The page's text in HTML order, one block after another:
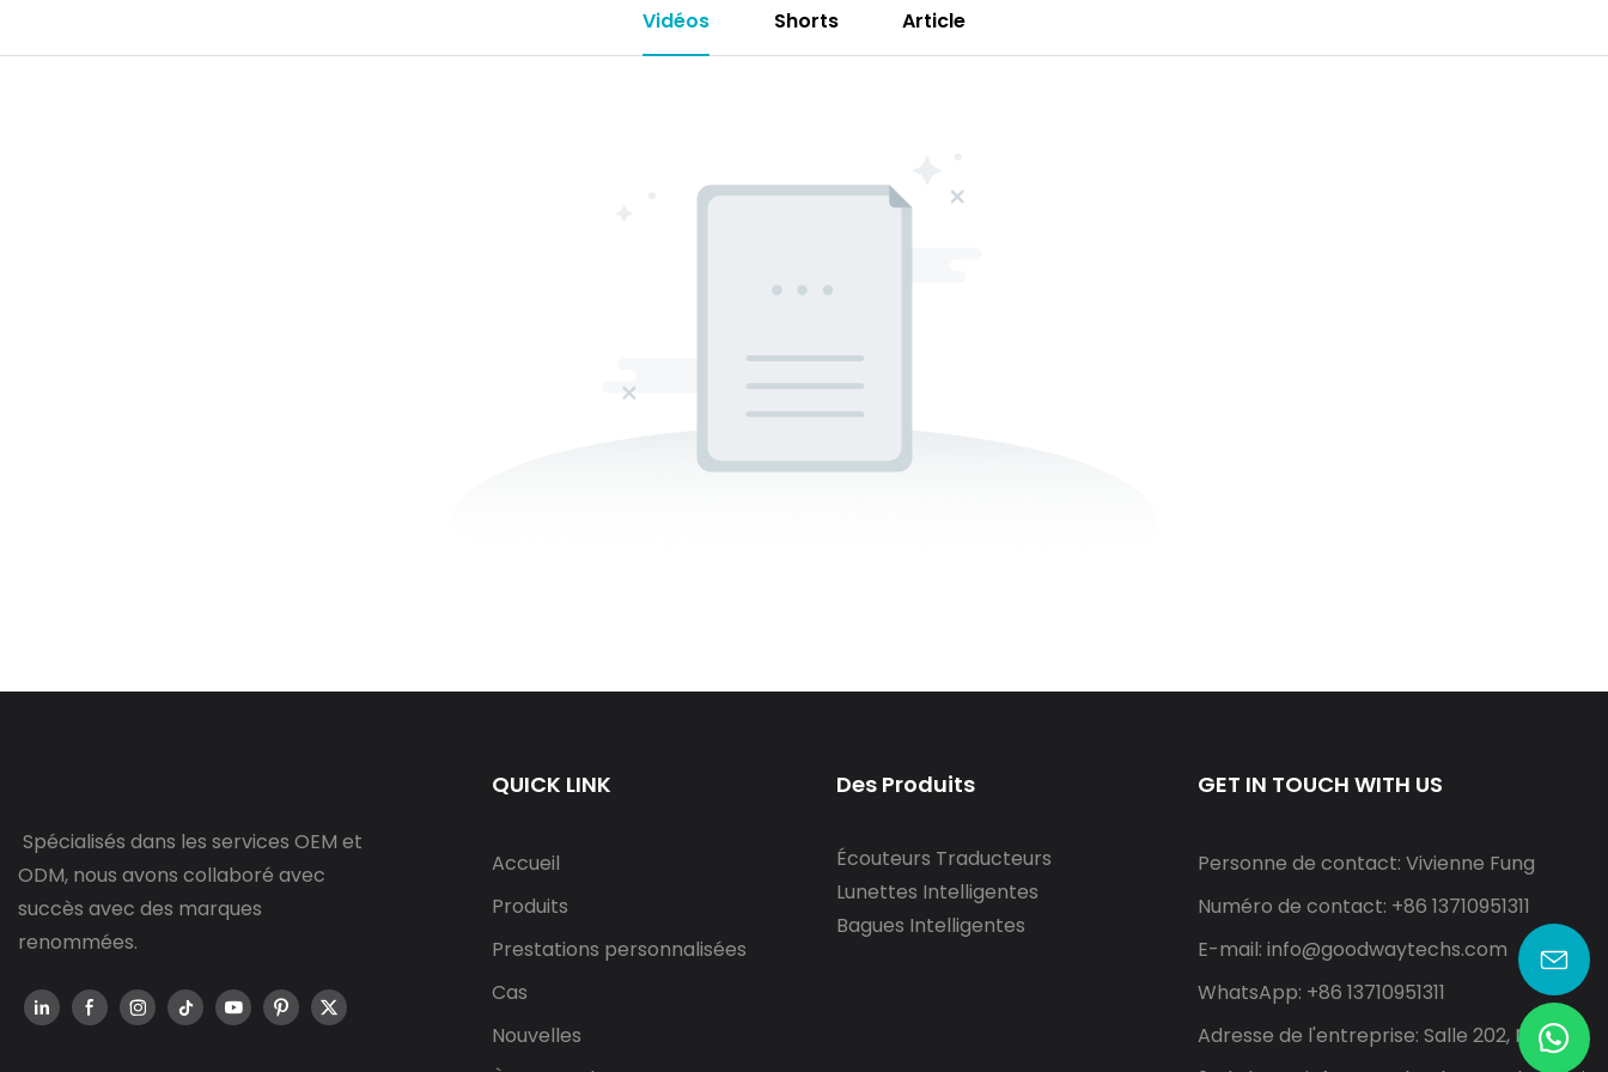
Vidéos Shorts Article
Spécialisés dans les services OEM et
ODM, nous avons collaboré avec
succès avec des marques
renommées.
QUICK LINK
Accueil
Produits
Prestations personnalisées
Cas
Nouvelles
Des Produits
Écouteurs Traducteurs
Lunettes Intelligentes
Bagues Intelligentes
GET IN TOUCH WITH US
Personne de contact: Vivienne Fung
Numéro de contact: +86 13710951311
E-mail: info@goodwaytechs.com
WhatsApp: +86 13710951311
Adresse de l'entreprise: Salle 202, North A,